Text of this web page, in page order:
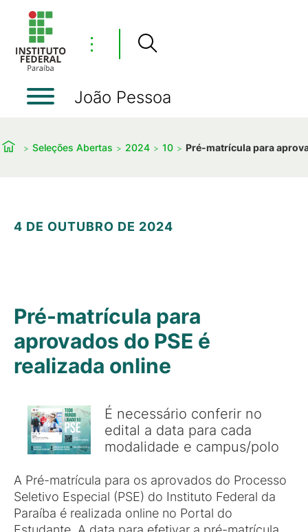
⋮
João Pessoa
Seleções Abertas 2024 10 Pré-matrícula para
4 DE OUTUBRO DE 2024
Pré-matrícula para
aprovados do PSE é
realizada online
É necessário conferir no
edital a data para cada
modalidade e campus/polo
A Pré-matrícula para os aprovados do Processo
Seletivo Especial (PSE) do Instituto Federal da
Paraíba é realizada online no Portal do